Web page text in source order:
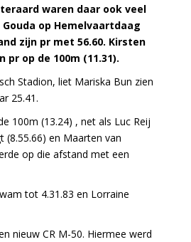
waren daar ook veel
op Hemelvaartdaag
zijn pr met 56.60. Kirsten
op de 100m (11.31).
Stadion, liet Mariska Bun zien
25.41.
100m (13.24) , net als Luc Reij
en Maarten van
op die afstand met een
tot 4.31.83 en Lorraine
nieuw CR M-50. Hiermee werd